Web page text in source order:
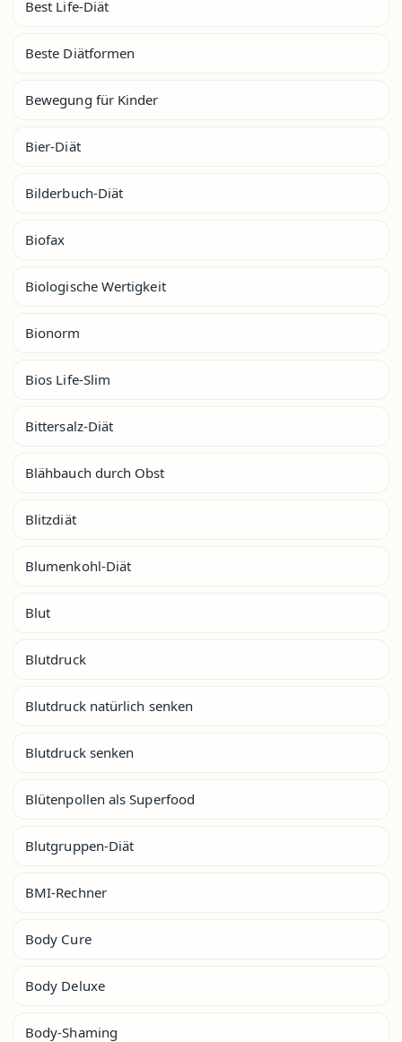
Best Life-Diät
Beste Diätformen
Bewegung für Kinder
Bier-Diät
Bilderbuch-Diät
Biofax
Biologische Wertigkeit
Bionorm
Bios Life-Slim
Bittersalz-Diät
Blähbauch durch Obst
Blitzdiät
Blumenkohl-Diät
Blut
Blutdruck
Blutdruck natürlich senken
Blutdruck senken
Blütenpollen als Superfood
Blutgruppen-Diät
BMI-Rechner
Body Cure
Body Deluxe
Body-Shaming